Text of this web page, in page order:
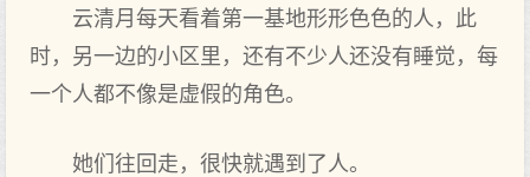
云清月每天看着第一基地形形色色的人，此
时，另一边的小区里，还有不少人还没有睡觉，每
一个人都不像是虚假的角色。
她们往回走，很快就遇到了人。